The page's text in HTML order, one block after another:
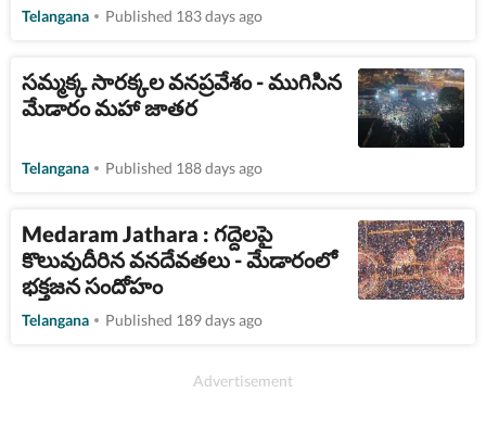
Telangana Published 183 days ago
సమ్మక్క సారక్కల వనప్రవేశం - ముగిసిన
మేడారం మహా జాతర
Telangana Published 188 days ago
Medaram Jathara : గద్దెలపై
కొలువుదీరిన వనదేవతలు - మేడారంలో
భక్తజన సందోహం
Telangana Published 189 days ago